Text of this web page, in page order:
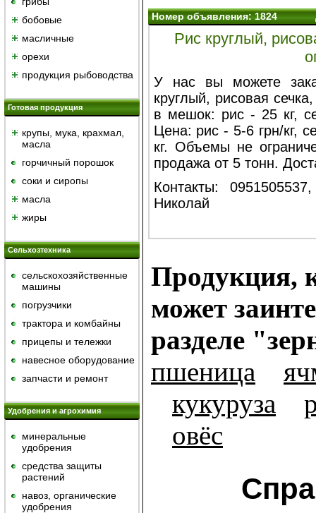
бобовые
масличные
орехи
продукция рыбоводства
Готовая продукция
крупы, мука, крахмал,
масла
горчичный порошок
cоки и сиропы
масла
жиры
Сельхозтехника
сельскохозяйственные
машины
погрузчики
трактора и комбайны
прицепы и тележки
навесное оборудование
запчасти и ремонт
Удобрения и агрохимия
минеральные
удобрения
средства защиты
растений
навоз, органические
удобрения
Номер объявления: 1824
Рис круглый,
У нас вы можете
круглый, рисовая
в мешок: рис - 25 кг,
Цена: рис - 5-6 грн/кг,
кг. Объемы не
продажа от 5 тонн.
Контакты:
Николай
Продукция,
может
разделе
пшеница
кукуруза
овёс